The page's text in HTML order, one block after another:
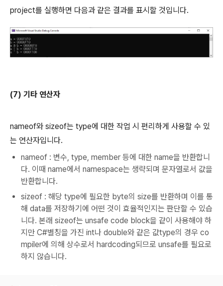
project를 실행하면 다음과 같은 결과를 표시할 것입니다.
(7) 기타 연산자
nameof와 sizeof는 type에 대한 작업 시 편리하게 사용할 수 있
는 연산자입니다.
nameof : 변수, type, member 등에 대한 name을 반환합니
다. 이때 name에서 namespace는 생략되며 문자열로서 값을
반환합니다.
sizeof : 해당 type에 필요한 byte의 size를 반환하며 이를 통
해 data를 저장하기에 어떤 것이 효율적인지는 판단할 수 있습
니다. 본래 sizeof는 unsafe code block을 같이 사용해야 하
지만 C#별칭을 가진 int나 double와 같은 값type의 경우 co
mpiler에 의해 상수로서 hardcoding되므로 unsafe를 필요로
하지 않습니다.